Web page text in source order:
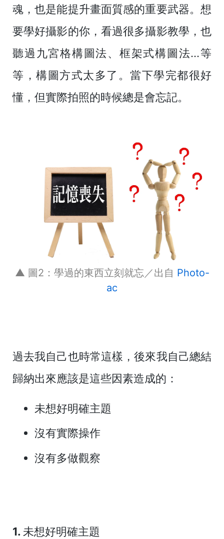
魂，也是能提升畫面質感的重要武器。想
要學好攝影的你，看過很多攝影教學，也
聽過九宮格構圖法、框架式構圖法...等
等，構圖方式太多了。當下學完都很好
懂，但實際拍照的時候總是會忘記。
▲ 圖2：學過的東西立刻就忘／出自 Photo-
ac
過去我自己也時常這樣，後來我自己總結
歸納出來應該是這些因素造成的：
未想好明確主題
沒有實際操作
沒有多做觀察
1. 未想好明確主題